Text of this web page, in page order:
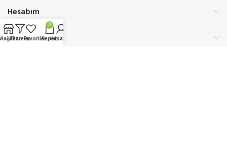
Hesabım
Kurumsal
FiltrelerFavoriler
0
SepetHesabım